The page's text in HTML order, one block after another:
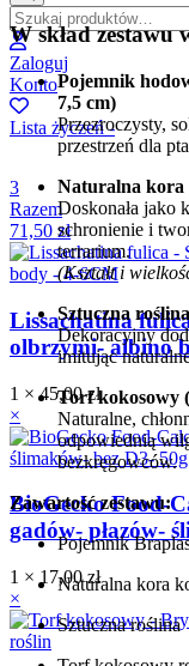
Zaloguj
Konto
Lista życzeń -
3
Razem
71,50 zł
Lissachatina
olbrzymi- albino
1 ×45,00zł
×
BioGecko Food-
gadów- płazów-
1 × 17,00zł
×
W skład zestawu
Pojemnik
7,5 cm)
Przezroczysty,
przestrzeń dla
Naturalna kora
Doskonała jako
schronienie i
terrarium.
(Kształt i
Sztuczna roślina
Dekoracyjny
imitując
Torf kokosowy
Naturalne,
odpowiednią
bezkręgowców.
Zawartość zestawu:
Pojemnik
Naturalna kora
Sztuczna roślina